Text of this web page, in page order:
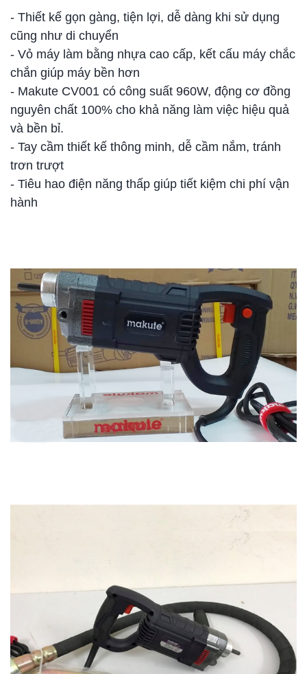
- Thiết kế gọn gàng, tiện lợi, dễ dàng khi sử dụng
cũng như di chuyển
- Vỏ máy làm bằng nhựa cao cấp, kết cấu máy chắc
chắn giúp máy bền hơn
- Makute CV001 có công suất 960W, động cơ đồng
nguyên chất 100% cho khả năng làm việc hiệu quả
và bền bỉ.
- Tay cầm thiết kế thông minh, dễ cầm nắm, tránh
trơn trượt
- Tiêu hao điện năng thấp giúp tiết kiệm chi phí vận
hành